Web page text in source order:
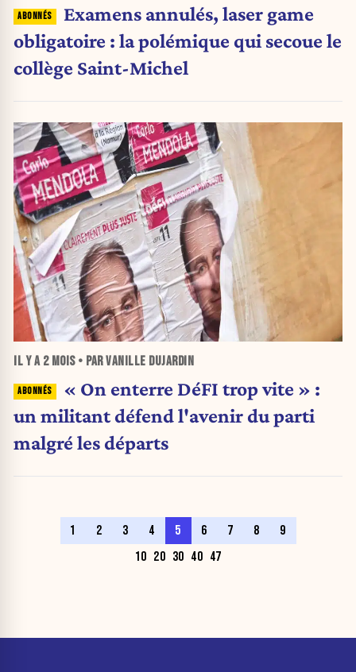
Examens annulés, laser game
obligatoire : la polémique qui secoue le
collège Saint-Michel
IL Y A 2 MOIS• PAR VANILLE DUJARDIN
« On enterre DéFI trop vite » :
un militant défend l'avenir du parti
malgré les départs
1 2 3 4 5 6 7 8
9
10 20 30 40 47